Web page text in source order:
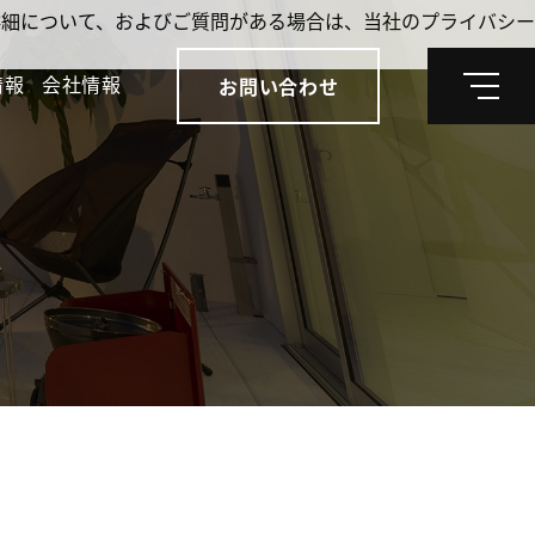
会社情報 お問い合わせ
メ
について、およびご質問がある場合は、当社のプライバシー